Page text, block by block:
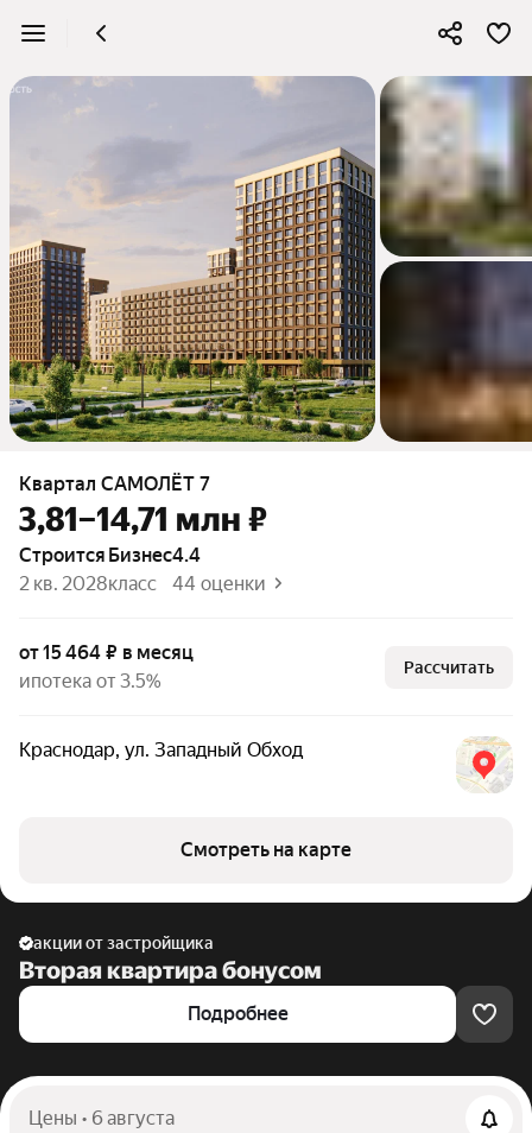
Квартал САМОЛЁТ 7
3,81–14,71 млн ₽
Строится
2 кв. 2028
бизнес
класс
4.4
44 оценки
от 15 464 ₽ в месяц
ипотека от 3.5%
Рассчитать
Краснодар, ул. Западный Обход
Смотреть на карте
акции от застройщика
Вторая квартира бонусом
Подробнее
Цены • 6 августа